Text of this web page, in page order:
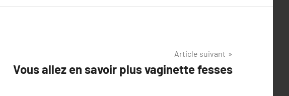
Article suivant
Vous allez en savoir plus vaginette fesses